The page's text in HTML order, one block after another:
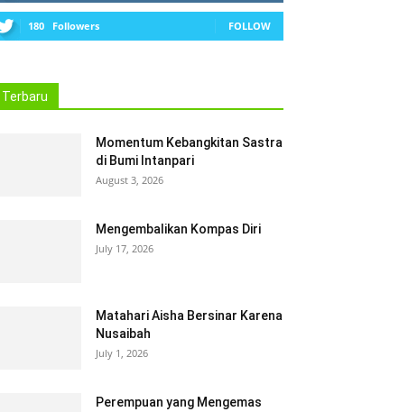
180 Followers FOLLOW
Terbaru
Momentum Kebangkitan Sastra
di Bumi Intanpari
August 3, 2026
Mengembalikan Kompas Diri
July 17, 2026
Matahari Aisha Bersinar Karena
Nusaibah
July 1, 2026
Perempuan yang Mengemas